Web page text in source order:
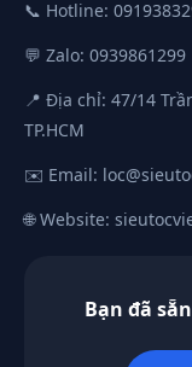
📞 Hotline:
💬 Zalo: 0939861299
📍 Địa chỉ: 47/14
TP.HCM
✉️ Email:
🌐 Website:
Bạn đã